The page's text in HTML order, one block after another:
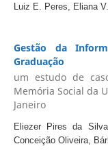
Luiz E. Peres, Eliana
Gestão da
Graduação
um estudo de
Memória Social da
Janeiro
Eliezer Pires da
Conceição Oliveira,